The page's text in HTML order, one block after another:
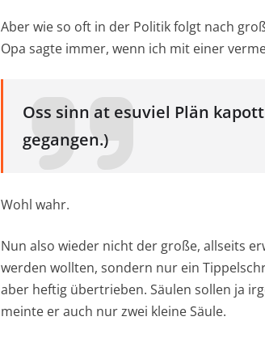
Aber wie so oft in der Politik folgt nach
Opa sagte immer, wenn ich mit einer
Oss sinn at esuviel Plän
gegangen.)
Wohl wahr.
Nun also wieder nicht der große, allseits
werden wollten, sondern nur ein
aber heftig übertrieben. Säulen sollen ja
meinte er auch nur zwei kleine Säule.